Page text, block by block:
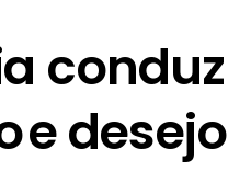
conduz
e desejo